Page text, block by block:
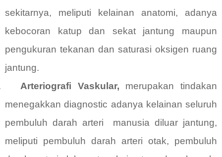
sekitarnya, meliputi kelainan anatomi, adanya
kebocoran katup dan sekat jantung maupun
pengukuran tekanan dan saturasi oksigen ruang
jantung.
Arteriografi Vaskular, merupakan tindakan
menegakkan diagnostic adanya kelainan seluruh
pembuluh darah arteri
manusia diluar jantung,
meliputi pembuluh darah arteri otak, pembuluh